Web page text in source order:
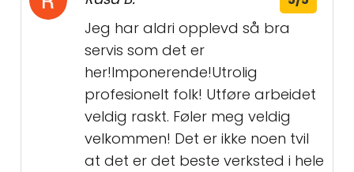
Jeg har aldri opplevd så bra
servis som det er
her!Imponerende!Utrolig
profesionelt folk! Utføre arbeidet
veldig raskt. Føler meg veldig
velkommen! Det er ikke noen tvil
at det er det beste verksted i hele